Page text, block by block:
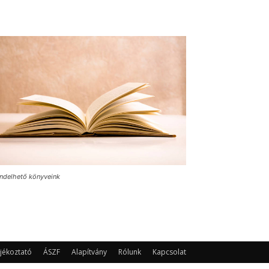
könyveink
ÁSZF Alapítvány Rólunk Kapcsolat